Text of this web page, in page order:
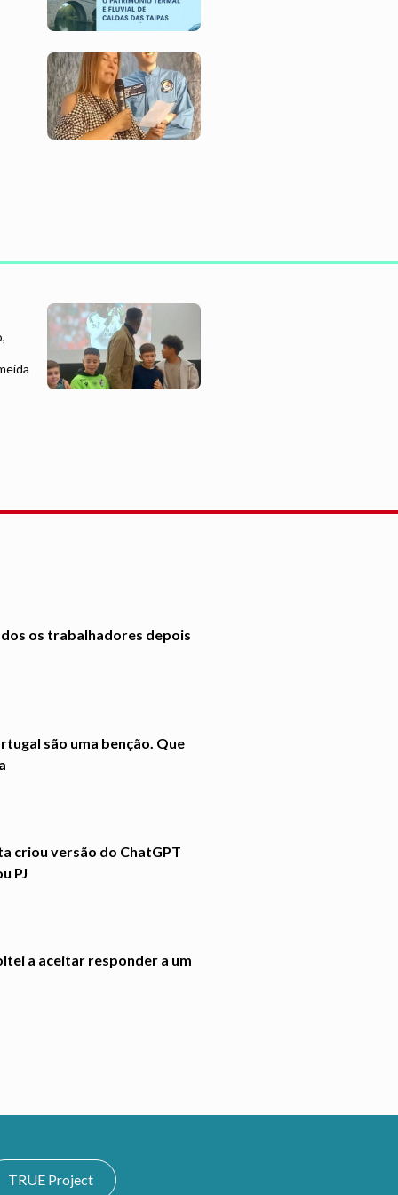
os trabalhadores depois
são uma benção. Que
criou versão do ChatGPT
PJ
a aceitar responder a um
TRUE Project